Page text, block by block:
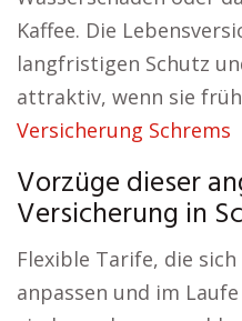
Kaffee. Die
langfristigen Schutz
attraktiv, wenn sie
Versicherung Schrems
Vorzüge dieser
Versicherung in
Flexible Tarife, die
anpassen und im